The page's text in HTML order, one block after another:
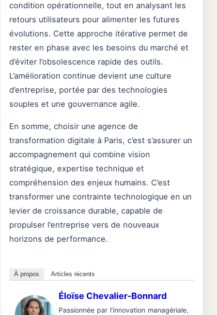
condition opérationnelle, tout en analysant les
retours utilisateurs pour alimenter les futures
évolutions. Cette approche itérative permet de
rester en phase avec les besoins du marché et
d’éviter l’obsolescence rapide des outils.
L’amélioration continue devient une culture
d’entreprise, portée par des technologies
souples et une gouvernance agile.
En somme, choisir une agence de
transformation digitale à Paris, c’est s’assurer un
accompagnement qui combine vision
stratégique, expertise technique et
compréhension des enjeux humains. C’est
transformer une contrainte technologique en un
levier de croissance durable, capable de
propulser l’entreprise vers de nouveaux
horizons de performance.
À propos Articles récents
Éloïse Chevalier-Bonnard
Passionnée par l’innovation managériale,